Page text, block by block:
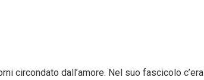
circondato dall’amore. Nel suo fascicolo c’era